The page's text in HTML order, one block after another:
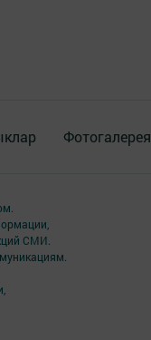
Фотогалерея
СМИ.